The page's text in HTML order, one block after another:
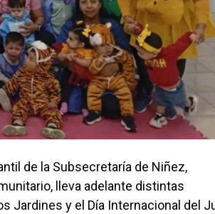
de la Subsecretaría de Niñez,
lleva adelante distintas
Jardines y el Día Internacional del